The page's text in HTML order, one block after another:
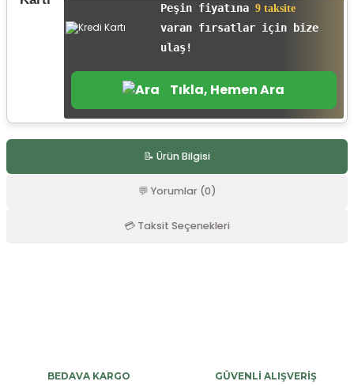
Peşin fiyatına 9 taksite
varan fırsatlar için bize
ulaş!
Tıkla, Hemen Ara
📝 Ürün Bilgisi
💬 Yorumlar (0)
💳 Taksit Seçenekleri
BEDAVA KARGO GÜVENLİ ALIŞVERİŞ